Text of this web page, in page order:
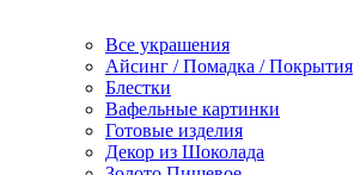
Все украшения
Айсинг / Помадка / Покрытия
Блестки
Вафельные картинки
Готовые изделия
Декор из Шоколада